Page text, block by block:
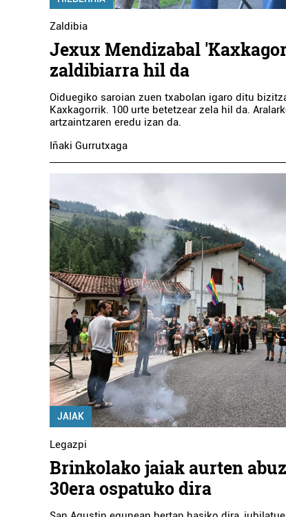
Zaldibia
Jexux Mendizabal
zaldibiarra hil da
Oiduegiko saroian zuen txabolan igaro ditu
Kaxkagorrik. 100 urte betetzear zela hil da.
artzaintzaren eredu izan da.
Iñaki Gurrutxaga
JAIAK
Legazpi
Brinkolako jaiak aurten
30era ospatuko dira